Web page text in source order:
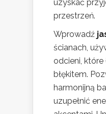
uzyskać
przestrzeń.
Wprowadź
ścianach,
odcieni, które
błękitem.
harmonijną
uzupełnić